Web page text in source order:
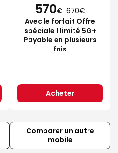
570€ 670
Avec le forfait Offre
spéciale Illimité 5G+
Payable en plusieurs
fois
Acheter
Comparer un autre
mobile